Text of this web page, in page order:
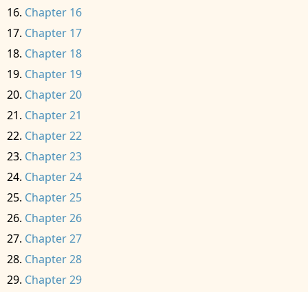
Chapter 16
Chapter 17
Chapter 18
Chapter 19
Chapter 20
Chapter 21
Chapter 22
Chapter 23
Chapter 24
Chapter 25
Chapter 26
Chapter 27
Chapter 28
Chapter 29